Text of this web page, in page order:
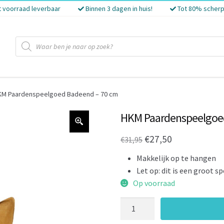
voorraad leverbaar Binnen 3 dagen in huis! Tot 80%
Producten
zoeken
Paardenspeelgoed Badeend – 70 cm
HKM
€31,95 Oorspronkelijke
prijs
was:
€31,95.
€27,50Huidige
prijs
is:
€27,50.
Makkelijk op te hangen
Let op: dit is een groot
Op voorraad